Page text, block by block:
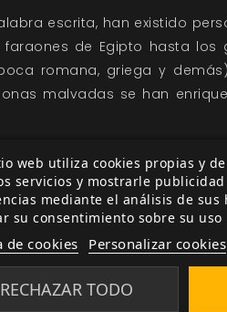
escrita, han existido
de Egipto hasta
romana, griega y
malvadas se han
el hombre a la Luna, la
alzado con la escasa
resto de la humanidad y, en
se tuvo especial cuidado
palabra escrita, usándola
todo su potencial.
la campaña
web utiliza cookies propias y
servicios y mostrarle
mediante el análisis de sus
su consentimiento sobre su
de cookies Personalizar cookies
RECHAZAR TODO